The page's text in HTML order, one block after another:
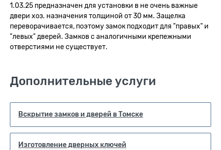
1.03.25 предназначен для установки в не очень важные
двери хоз. назначения толщиной от 30 мм. Защелка
переворачивается, поэтому замок подходит для "правых" и
"левых" дверей. Замков с аналогичными крепежными
отверстиями не существует.
Дополнительные услуги
Вскрытие замков и дверей в Томске
Изготовление дверных ключей